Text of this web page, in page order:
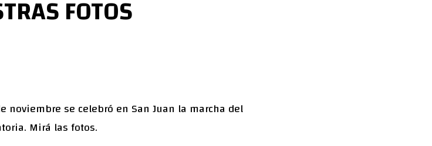
FOTOS
noviembre se celebró en San Juan la marcha del
Mirá las fotos.